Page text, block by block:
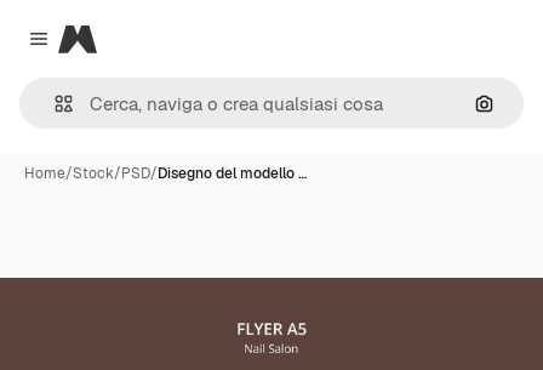
Close menu
Magnific
Cerca
Home/Stock/PSD/Disegno del modello …